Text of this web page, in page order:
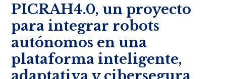
PICRAH4.0, un proyecto
para integrar robots
autónomos en una
plataforma inteligente,
adaptativa y cibersegura